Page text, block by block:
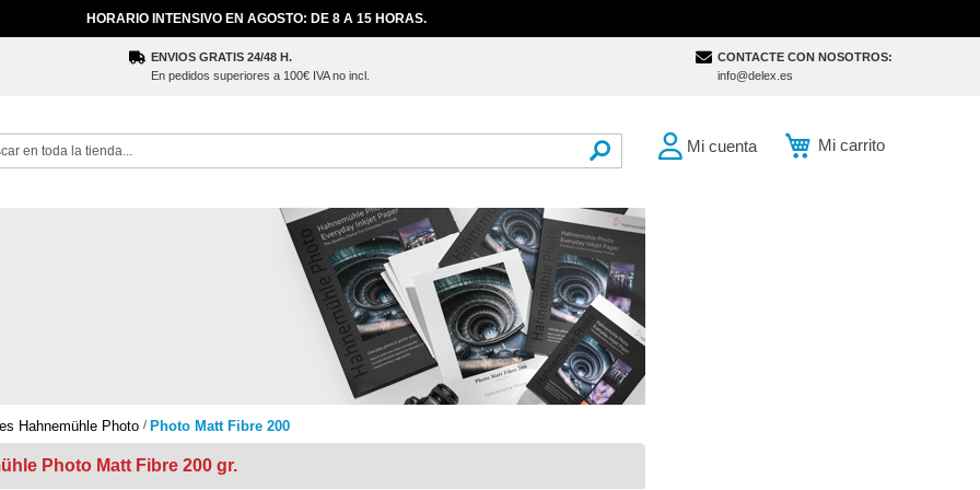
HORARIO INTENSIVO EN AGOSTO: DE 8 A 15 HORAS.
ENVIOS GRATIS 24/48 H.
En pedidos superiores a 100€ IVA no incl.
CONTACTE CON NOSOTROS:
info@delex.es
Mi carrito
Mi cuenta
Hahnemühle Photo Photo Matt Fibre 200
Photo Matt Fibre 200 gr.